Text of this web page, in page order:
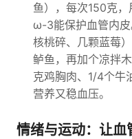
鱼），每次150克
ω-3能保护血管内
核桃碎、几颗蓝莓
鲈鱼，再加个凉拌
克鸡胸肉、1/4个牛
营养又稳血压。
情绪与运动：让血